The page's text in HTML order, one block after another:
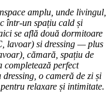
amplu, unde livingul,
într-un spațiu cald și
se află două dormitoare
lavoar) si dressing — plus
cămară, spațiu de
completează perfect
o cameră de zi și
relaxare și intimitate.